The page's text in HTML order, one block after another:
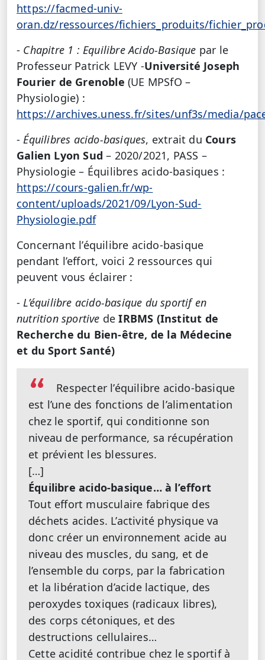
https://facmed-univ-
oran.dz/ressources/fichiers_produits/
- Chapitre 1 : Equilibre Acido-Basique par le
Professeur Patrick LEVY -Université Joseph
Fourier de Grenoble (UE MPSfO –
Physiologie) :
https://archives.uness.fr/sites/unf3s/media/
-Équilibres acido-basiques, extrait du Cours
Galien Lyon Sud – 2020/2021, PASS –
Physiologie – Équilibres acido-basiques :
https://cours-galien.fr/wp-
content/uploads/2021/09/Lyon-Sud-
Physiologie.pdf
Concernant l’équilibre acido-basique
pendant l’effort, voici 2 ressources qui
peuvent vous éclairer :
-L’équilibre acido-basique du sportif en
nutrition sportive deIRBMS (Institut de
Recherche du Bien-être, de la Médecine
et du Sport Santé)
Respecter l’équilibre acido-basique
est l’une des fonctions de l’alimentation
chez le sportif, qui conditionne son
niveau de performance, sa récupération
et prévient les blessures.
[…]
Équilibre acido-basique… à l’effort
Tout effort musculaire fabrique des
déchets acides. L’activité physique va
donc créer un environnement acide au
niveau des muscles, du sang, et de
l’ensemble du corps, par la fabrication
et la libération d’acide lactique, des
peroxydes toxiques (radicaux libres),
des corps cétoniques, et des
destructions cellulaires…
Cette acidité contribue chez le sportif à